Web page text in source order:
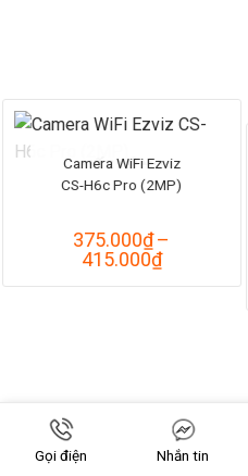
HẾT HÀNG
Camera WiFi Ezviz
CS-H6c Pro (2MP)
375.000₫–
415.000₫Khoảng
giá:
Gọi điện Nhắn tin